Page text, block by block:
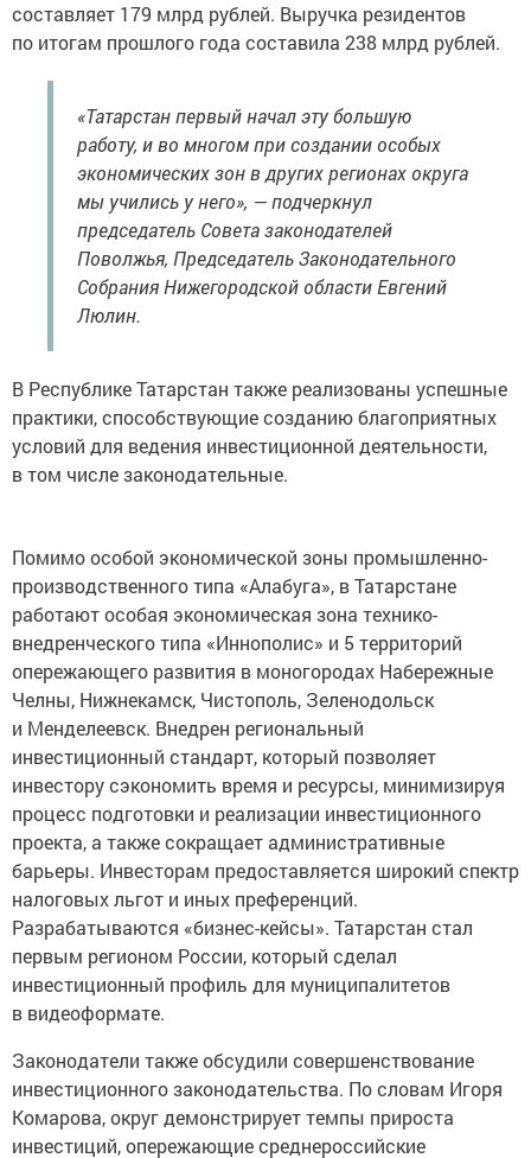
составляет 179 млрд рублей. Выручка резидентов
по итогам прошлого года составила 238 млрд рублей.
«Татарстан первый начал эту большую
работу, и во многом при создании особых
экономических зон в других регионах округа
мы учились у него», — подчеркнул
председатель Совета законодателей
Поволжья, Председатель Законодательного
Собрания Нижегородской области Евгений
Люлин.
В Республике Татарстан также реализованы успешные
практики, способствующие созданию благоприятных
условий для ведения инвестиционной деятельности,
в том числе законодательные.
Помимо особой экономической зоны промышленно-
производственного типа «Алабуга», в Татарстане
работают особая экономическая зона технико-
внедренческого типа «Иннополис» и 5 территорий
опережающего развития в моногородах Набережные
Челны, Нижнекамск, Чистополь, Зеленодольск
и Менделеевск. Внедрен региональный
инвестиционный стандарт, который позволяет
инвестору сэкономить время и ресурсы, минимизируя
процесс подготовки и реализации инвестиционного
проекта, а также сокращает административные
барьеры. Инвесторам предоставляется широкий спектр
налоговых льгот и иных преференций.
Разрабатываются «бизнес-кейсы». Татарстан стал
первым регионом России, который сделал
инвестиционный профиль для муниципалитетов
в видеоформате.
Законодатели также обсудили совершенствование
инвестиционного законодательства. По словам Игоря
Комарова, округ демонстрирует темпы прироста
инвестиций, опережающие среднероссийские